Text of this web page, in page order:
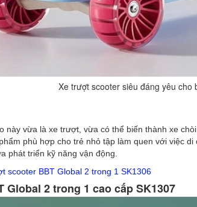
Xe trượt scooter siêu đáng yêu cho
này vừa là xe trượt, vừa có thể biến thành xe
phù hợp cho trẻ nhỏ tập làm quen với việc
phát triển kỹ năng vận động.
scooter BBT Global 2 trong 1 SK1306
2 trong 1 cao cấp SK1307